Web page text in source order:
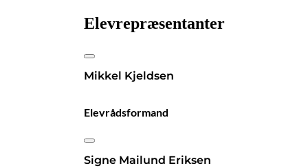
Elevrepræsentanter
Mikkel Kjeldsen
Elevrådsformand
Signe Mailund Eriksen